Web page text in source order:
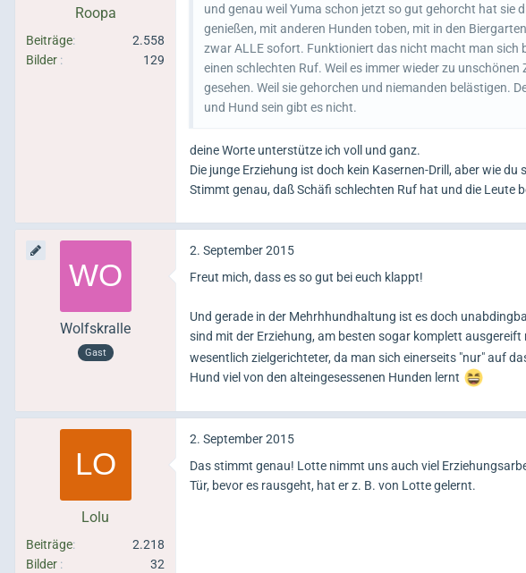
Roopa
Beiträge
2.558
Bilder
129
und genau weil Yuma schon jetzt so gut gehorcht hat sie
genießen, mit anderen Hunden toben, mit in den
zwar ALLE sofort. Funktioniert das nicht macht man sich
einen schlechten Ruf. Weil es immer wieder zu
gesehen. Weil sie gehorchen und niemanden belästigen.
und Hund sein gibt es nicht.
deine Worte unterstütze ich voll und ganz.
Die junge Erziehung ist doch kein Kasernen-Drill, aber wie du
Stimmt genau, daß Schäfi schlechten Ruf hat und die Leute
Wolfskralle
Gast
2. September 2015
Freut mich, dass es so gut bei euch klappt!
Und gerade in der Mehrhhundhaltung ist es doch
sind mit der Erziehung, am besten sogar komplett ausgereift
wesentlich zielgerichteter, da man sich einerseits "nur" auf
Hund viel von den alteingesessenen Hunden lernt
Lolu
Beiträge
2.218
Bilder
32
2. September 2015
Das stimmt genau! Lotte nimmt uns auch viel
Tür, bevor es rausgeht, hat er z. B. von Lotte gelernt.